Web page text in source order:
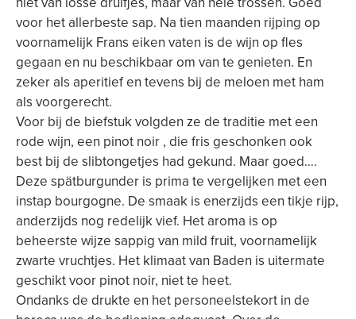
voor het allerbeste sap. Na tien maanden rijping op
voornamelijk Frans eiken vaten is de wijn op fles
gegaan en nu beschikbaar om van te genieten. En
zeker als aperitief en tevens bij de meloen met ham
als voorgerecht.
Voor bij de biefstuk volgden ze de traditie met een
rode wijn, een pinot noir , die fris geschonken ook
best bij de slibtongetjes had gekund. Maar goed….
Deze spätburgunder is prima te vergelijken met een
instap bourgogne. De smaak is enerzijds een tikje rijp,
anderzijds nog redelijk vief. Het aroma is op
beheerste wijze sappig van mild fruit, voornamelijk
zwarte vruchtjes. Het klimaat van Baden is uitermate
geschikt voor pinot noir, niet te heet.
Ondanks de drukte en het personeelstekort in de